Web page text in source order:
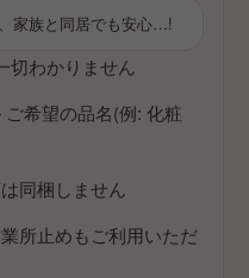
家族と同居でも安心…!
切わかりません
希望の品名(例: 化粧
同梱しません
所止めもご利用いただ